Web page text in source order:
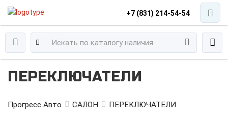
+7 (831) 214-54-54
ПЕРЕКЛЮЧАТЕЛИ
Прогресс Авто САЛОН ПЕРЕКЛЮЧАТЕЛИ